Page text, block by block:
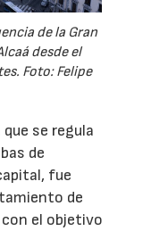
de la Gran
desde el
Foto: Felipe
se regula
de
fue
de
con el objetivo